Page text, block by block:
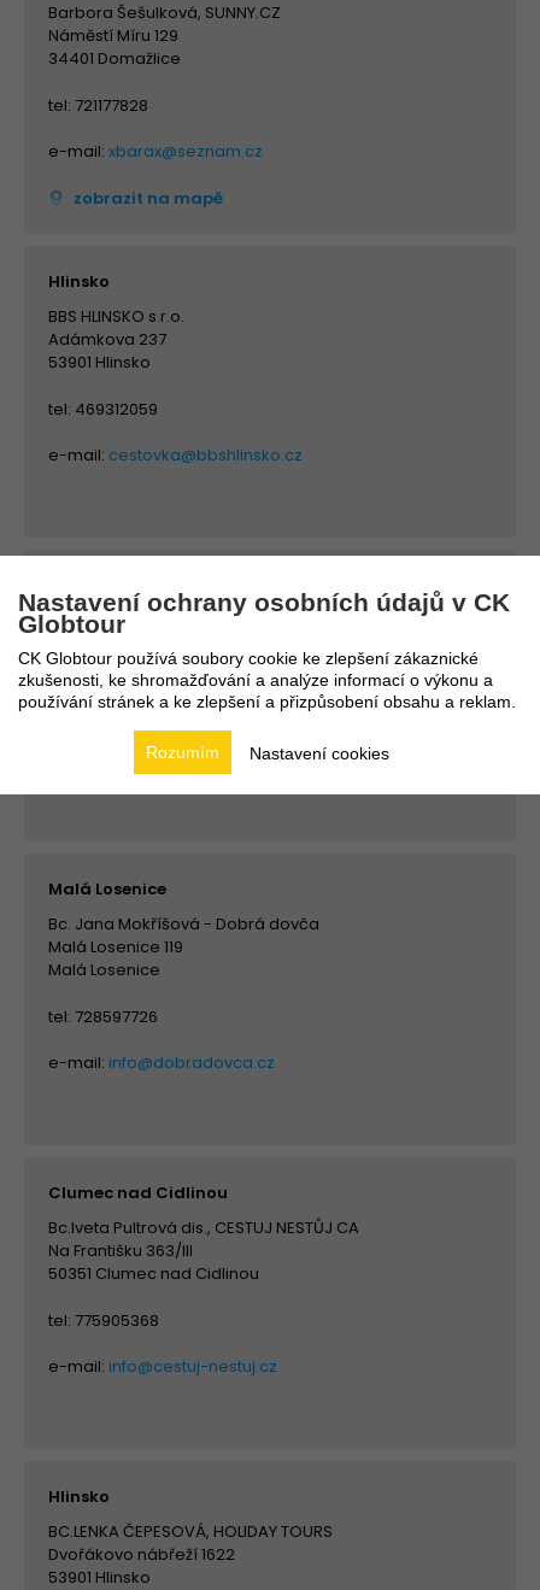
Barbora Šešulková, SUNNY.CZ
Náměstí Míru 129
34401 Domažlice
tel: 721177828
e-mail: xbarax@seznam.cz
zobrazit na mapě
Hlinsko
BBS HLINSKO s.r.o.
Adámkova 237
53901 Hlinsko
tel: 469312059
e-mail: cestovka@bbshlinsko.cz
Bc Josef Porvich
26901 Rakovník
tel: 606600490
carakovnik@gmail.com
Malá Losenice
Bc. Jana Mokříšová - Dobrá dovča
Malá Losenice 119
Malá Losenice
tel: 728597726
e-mail: info@dobradovca.cz
Clumec nad Cidlinou
Bc.Iveta Pultrová dis., CESTUJ NESTŮJ CA
Na Františku 363/III
50351 Clumec nad Cidlinou
tel: 775905368
e-mail: info@cestuj-nestuj.cz
Hlinsko
BC.LENKA ČEPESOVÁ, HOLIDAY TOURS
Dvořákovo nábřeží 1622
53901 Hlinsko
Nastavení ochrany osobních údajů v CK
Globtour
CK Globtour používá soubory cookie ke zlepšení zákaznické
zkušenosti, ke shromažďování a analýze informací o výkonu a
používání stránek a ke zlepšení a přizpůsobení obsahu a reklam.
Nastavení cookies
Rozumím